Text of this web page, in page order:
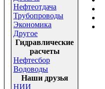
Нефтеотдача
Трубопроводы
Экономика
Другое
Гидравлические
расчеты
Нефтесбор
Водоводы
Наши друзья
НИИ